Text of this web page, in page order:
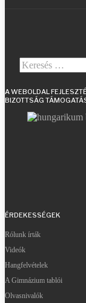
Keresés...
A WEBOLDAL
BIZOTTSÁG
ÉRDEKESSÉGEK
Rólunk írták
Videók
Hangfelvételek
A Gimnázium tablói
Olvasnivalók